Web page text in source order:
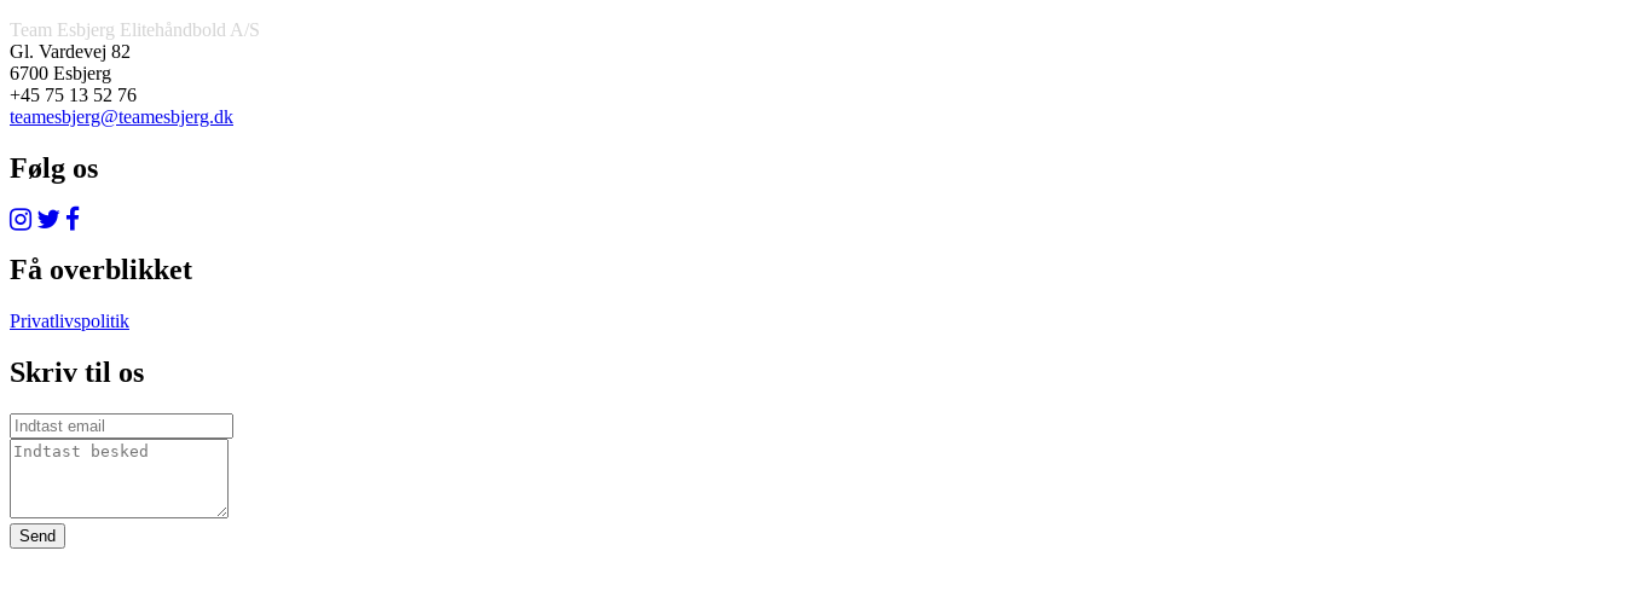
Team Esbjerg Elitehåndbold A/S
Gl. Vardevej 82
6700 Esbjerg
+45 75 13 52 76
teamesbjerg@teamesbjerg.dk
Følg os
Få overblikket
Privatlivspolitik
Skriv til os